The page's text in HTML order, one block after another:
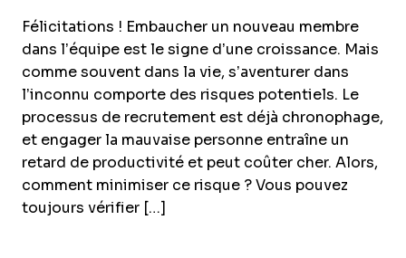
Félicitations ! Embaucher un nouveau membre
dans l’équipe est le signe d’une croissance. Mais
comme souvent dans la vie, s’aventurer dans
l’inconnu comporte des risques potentiels. Le
processus de recrutement est déjà chronophage,
et engager la mauvaise personne entraîne un
retard de productivité et peut coûter cher. Alors,
comment minimiser ce risque ? Vous pouvez
toujours vérifier […]